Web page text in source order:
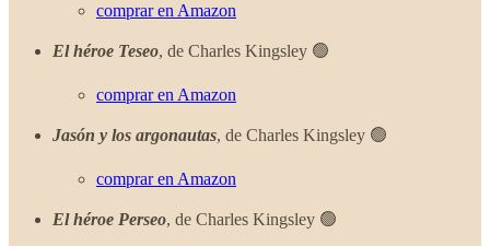
comprar en Amazon
El héroe Teseo, de Charles Kingsley 🟢
comprar en Amazon
Jasón y los argonautas, de Charles Kingsley 🟢
comprar en Amazon
El héroe Perseo, de Charles Kingsley 🟢